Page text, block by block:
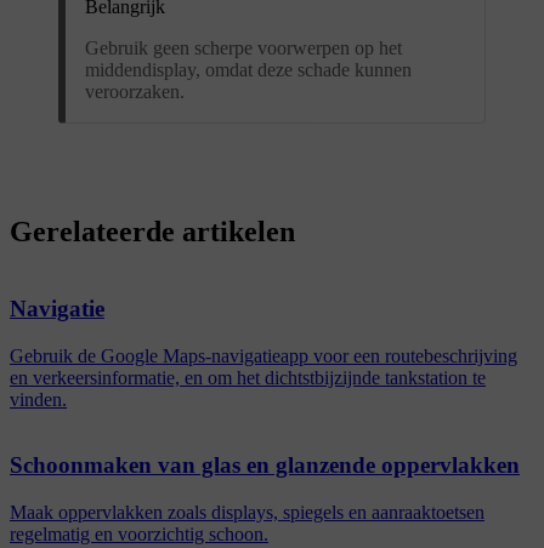
Belangrijk
Gebruik geen scherpe voorwerpen op het
middendisplay, omdat deze schade kunnen
veroorzaken.
Gerelateerde artikelen
Navigatie
Gebruik de Google Maps-navigatieapp voor een routebeschrijving
en verkeersinformatie, en om het dichtstbijzijnde tankstation te
vinden.
Schoonmaken van glas en glanzende oppervlakken
Maak oppervlakken zoals displays, spiegels en aanraaktoetsen
regelmatig en voorzichtig schoon.